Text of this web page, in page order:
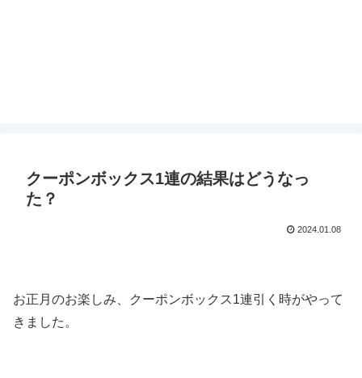
クーポンボックス1連の結果はどうなっ
た？
2024.01.08
お正月のお楽しみ、クーポンボックス1連引く時がやって
きました。